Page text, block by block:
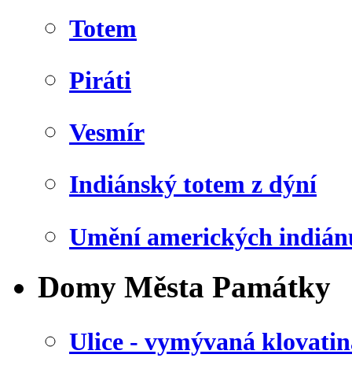
Totem
Piráti
Vesmír
Indiánský totem z dýní
Umění amerických
Domy Města Památky
Ulice - vymývaná